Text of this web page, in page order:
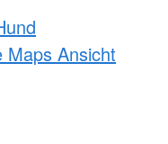
Maps Ansicht